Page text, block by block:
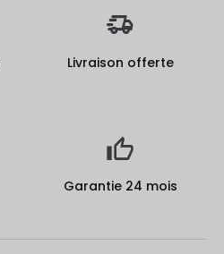
Livraison offerte
Garantie 24 mois